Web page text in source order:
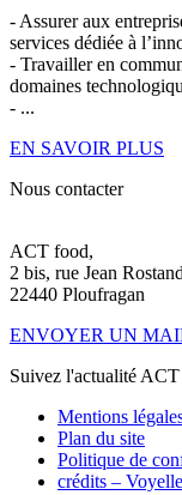
- Assurer aux
services dédiée à
- Travailler en
domaines
- ...
EN SAVOIR PLUS
Nous contacter
ACT food,
2 bis, rue Jean
22440 Ploufragan
ENVOYER UN
Suivez l'actualité
Mentions
Plan du site
Politique de
crédits –